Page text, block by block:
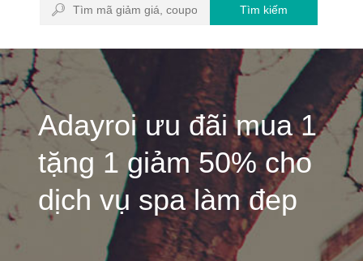
Tìm kiếm
Adayroi ưu đãi mua 1
tặng 1 giảm 50% cho
dịch vụ spa làm đep